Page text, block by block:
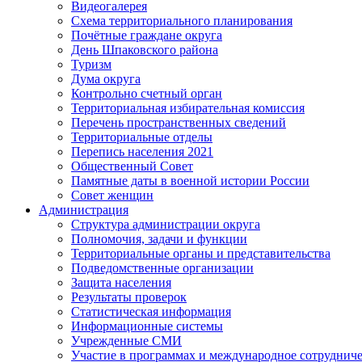
Видеогалерея
Схема территориального планирования
Почётные граждане округа
День Шпаковского района
Туризм
Дума округа
Контрольно счетный орган
Территориальная избирательная комиссия
Перечень пространственных сведений
Территориальные отделы
Перепись населения 2021
Общественный Совет
Памятные даты в военной истории России
Совет женщин
Администрация
Структура администрации округа
Полномочия, задачи и функции
Территориальные органы и представительства
Подведомственные организации
Защита населения
Результаты проверок
Статистическая информация
Информационные системы
Учрежденные СМИ
Участие в программах и международное